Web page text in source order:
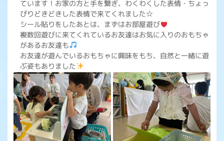
ています！お家の方と手を繋ぎ、わくわくした表情・ちょっ
ぴりどきどきした表情で来てくれました☆
シール貼りをしたあとは、まずはお部屋遊び
複数回遊びに来てくれているお友達はお気に入りのおもちゃ
があるお友達も
お友達が遊んでいるおもちゃに興味をもち、自然と一緒に遊
ぶ姿もありました